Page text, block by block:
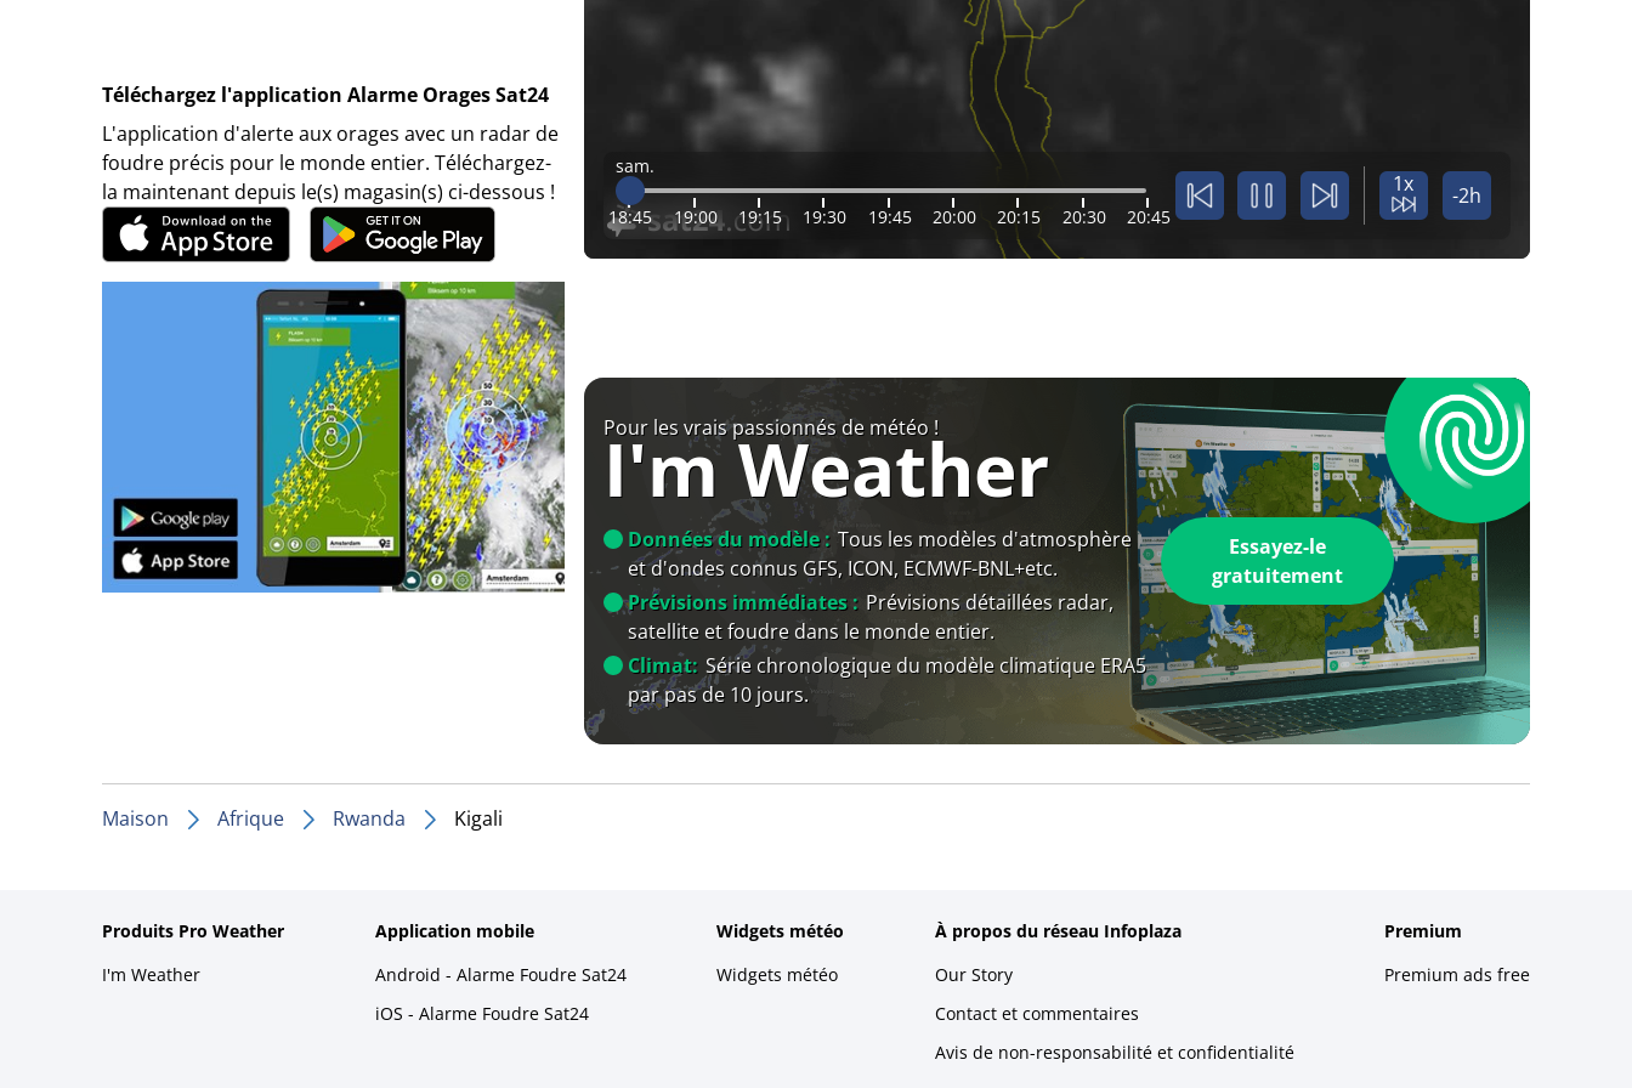
Téléchargez l'application Alarme Orages Sat24
L'application d'alerte aux orages avec un radar de
foudre précis pour le monde entier. Téléchargez-
la maintenant depuis le(s) magasin(s) ci-dessous !
sam.
18:45 19:00 19:15 19:30 19:45 20:00 20:15 20:30 20:45
1x -2h
Pour les vrais passionnés de météo !
I'm Weather
Données du modèle : Tous les modèles d'atmosphère
et d'ondes connus GFS, ICON, ECMWF-BNL+etc.
Prévisions immédiates : Prévisions détaillées radar,
satellite et foudre dans le monde entier.
Climat: Série chronologique du modèle climatique ERA5
par pas de 10 jours.
Essayez-le
gratuitement
Maison Afrique Rwanda Kigali
Produits Pro Weather
I'm Weather
Application mobile
Android - Alarme Foudre Sat24
iOS - Alarme Foudre Sat24
Widgets météo
Widgets météo
À propos du réseau Infoplaza
Our Story
Contact et commentaires
Avis de non-responsabilité et confidentialité
Premium
Premium ads free